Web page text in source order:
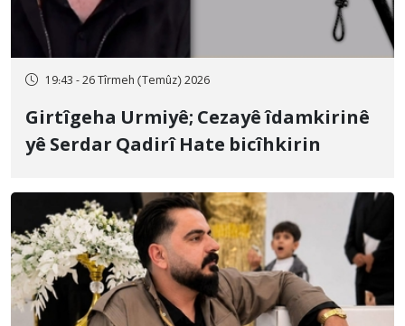
19:43 - 26 Tîrmeh (Temûz) 2026
Girtîgeha Urmiyê; Cezayê îdamkirinê
yê Serdar Qadirî Hate bicîhkirin